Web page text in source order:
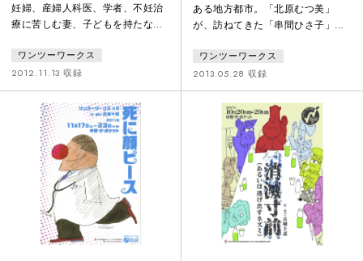
妊婦、産婦人科医、学者、不妊治
療に苦しむ妻、子どもを持たない
人にインタビュー取材を行い、そ
の膨大な証言を再構成して舞台化
するドキュメンタリー・シアター
の手法で「今、日本で子どもを産
むとはどういうことか」、その実
像に迫る。――「なぜ不妊治療に
関する法律が日本にはないのか」
「なぜ少子化に歯止めが掛からな
いのか」。出産・子育てにまつわ
る今の日本社会が抱える問題につ
いて、ま
ワンツーワークス
2012.11.13 収録
ある地方都市。「北原むつ美」
が、訪ねてきた「串間ひさ子」に
慢話をしている。むつ美の夫は福
島第一原発の元作業員で、既に亡
くなっている。明日はその四十九
日にあたる。訪ねてきたひさ子の
夫は、今なお原発で廃炉に向けて
過酷な仕事に従事する現役の作業
員。そこにむつ美の義理の妹「泊
川小春」が金を無心しに来る。や
がて３人の女たちの話から、原発
の廃炉作業に従事する作業員たち
の理不尽な日
ワンツーワークス
2013.05.28 収録